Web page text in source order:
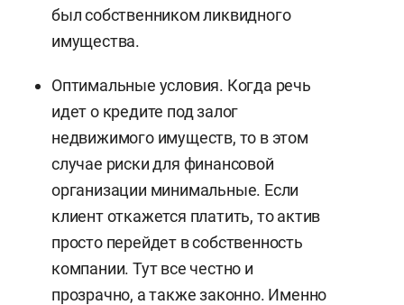
был собственником ликвидного
имущества.
Оптимальные условия. Когда речь
идет о кредите под залог
недвижимого имуществ, то в этом
случае риски для финансовой
организации минимальные. Если
клиент откажется платить, то актив
просто перейдет в собственность
компании. Тут все честно и
прозрачно, а также законно. Именно